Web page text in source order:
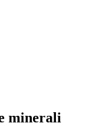
minerali